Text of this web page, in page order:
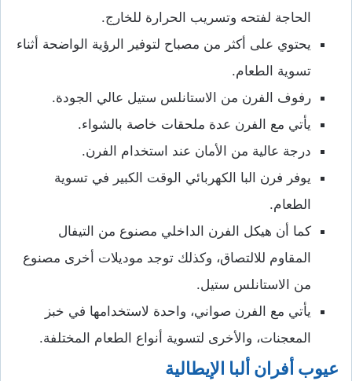
الحاجة لفتحه وتسريب الحرارة للخارج.
يحتوي على أكثر من مصباح لتوفير الرؤية الواضحة أثناء
تسوية الطعام.
رفوف الفرن من الاستانلس ستيل عالي الجودة.
يأتي مع الفرن عدة ملحقات خاصة بالشواء.
درجة عالية من الأمان عند استخدام الفرن.
يوفر فرن البا الكهربائي الوقت الكبير في تسوية
الطعام.
كما أن هيكل الفرن الداخلي مصنوع من التيفال
المقاوم للالتصاق، وكذلك توجد موديلات أخرى مصنوع
من الاستانلس ستيل.
يأتي مع الفرن صواني، واحدة لاستخدامها في خبز
المعجنات، والأخرى لتسوية أنواع الطعام المختلفة.
عيوب أفران ألبا الإيطالية